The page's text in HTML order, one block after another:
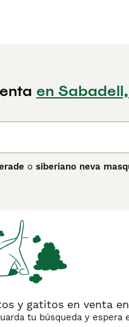
en
o siberiano neva
con unos llamativos
y muy
por ser una raza con
un cepillado regular
frecuentes como
compañero felino elegante
y gatitos en venta
tu búsqueda y